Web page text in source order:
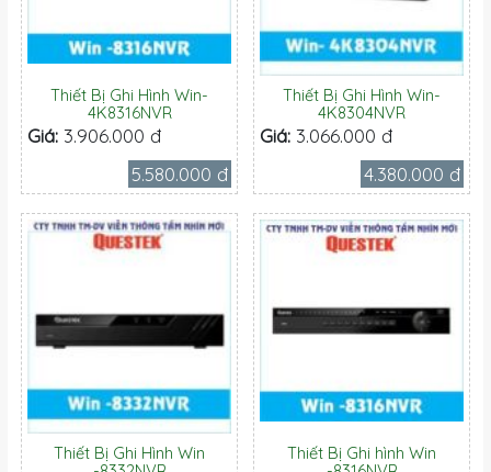
Thiết Bị Ghi Hình Win-
4K8316NVR
Giá: 3.906.000 đ
5.580.000 đ
Thiết Bị Ghi Hình Win-
4K8304NVR
Giá: 3.066.000 đ
4.380.000 đ
Thiết Bị Ghi Hình Win
Thiết Bị Ghi hình Win